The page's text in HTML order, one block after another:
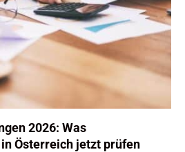
2026: Was
Österreich jetzt prüfen